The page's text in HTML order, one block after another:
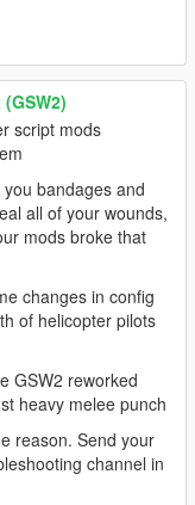
script mods
bandages and
all of your wounds,
mods broke that
changes in config
of helicopter pilots
GSW2 reworked
heavy melee punch
reason. Send your
channel in